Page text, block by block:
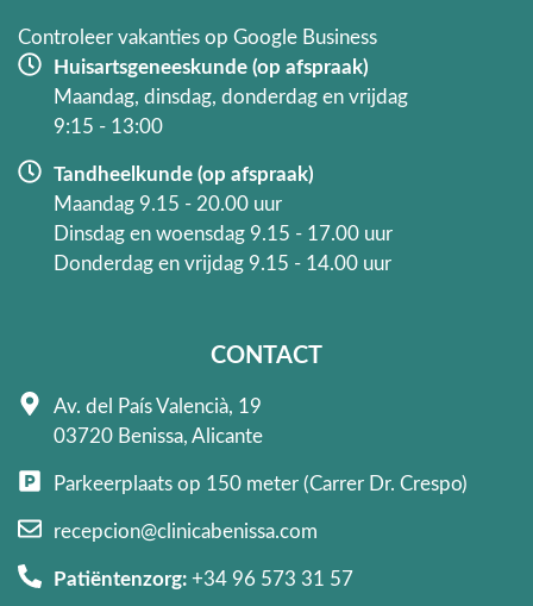
f
Controleer vakanties op Google Business
Huisartsgeneeskunde (op afspraak)
Maandag, dinsdag, donderdag en vrijdag
9:15 - 13:00
Tandheelkunde (op afspraak)
Maandag 9.15 - 20.00 uur
Dinsdag en woensdag 9.15 - 17.00 uur
Donderdag en vrijdag 9.15 - 14.00 uur
CONTACT
Av. del País Valencià, 19
03720 Benissa, Alicante
Parkeerplaats op 150 meter (Carrer Dr. Crespo)
recepcion@clinicabenissa.com
Patiëntenzorg: +34 96 573 31 57